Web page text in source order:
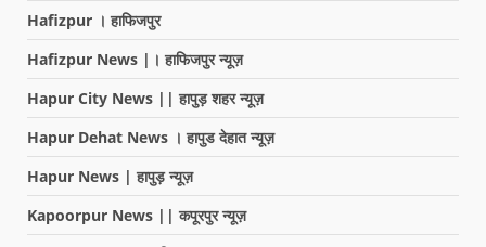
Hafizpur । हाफिजपुर
Hafizpur News |। हाफिजपुर न्यूज़
Hapur City News || हापुड़ शहर न्यूज़
Hapur Dehat News । हापुड देहात न्यूज़
Hapur News | हापुड़ न्यूज़
Kapoorpur News || कपूरपुर न्यूज़